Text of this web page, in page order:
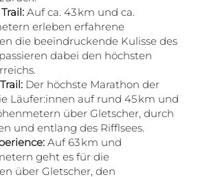
Auf ca. 43 km und ca.
erleben erfahrene
die beeindruckende Kulisse des
dabei den höchsten
Der höchste Marathon der
Läufer:innen auf rund 45 km und
über Gletscher, durch
und entlang des Rifflsees.
Auf 63 km und
geht es für die
über Gletscher, den